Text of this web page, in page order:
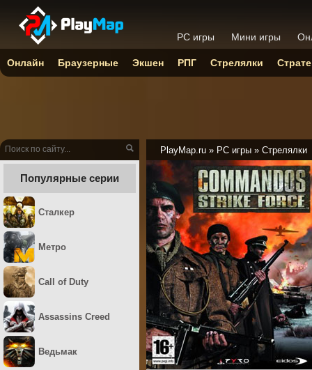
PlayMap.ru » PC игры » Стрелялки
Популярные серии
Сталкер
Метро
Call of Duty
Assassins Creed
Ведьмак
PC игры Мини игры
Онлайн Браузерные Экшен РПГ Стрелялки